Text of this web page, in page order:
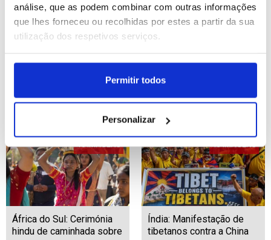
análise, que as podem combinar com outras informações
que lhes forneceu ou recolhidas por estes a partir da sua
utilização dos respetivos serviços.
Permitir todos
Personalizar
"Senhor Jesus do Gran
Poder" em La Paz
ID: 47555725 Data: 02/08/2026 16:23
circuncisão em Bungoma
ID: 47555711 Data: 02/08/2026 16:18
16 IMAGENS
África do Sul: Cerimónia
hindu de caminhada sobre
13 IMAGENS
Índia: Manifestação de
tibetanos contra a China